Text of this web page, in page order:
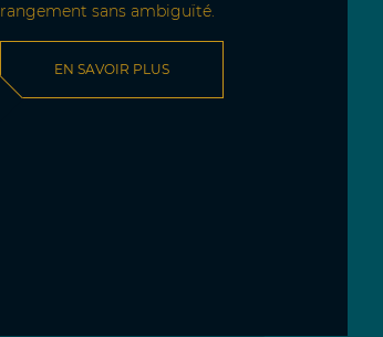
rangement sans ambiguïté.
EN SAVOIR PLUS